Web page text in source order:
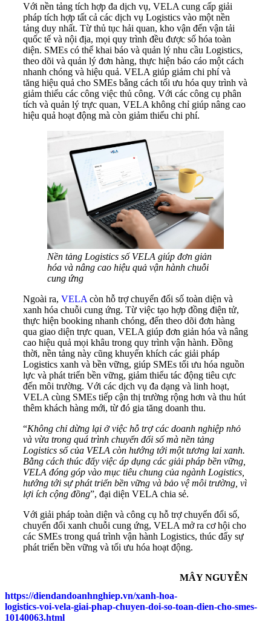
Với nền tảng tích hợp đa dịch vụ, VELA cung cấp giải
pháp tích hợp tất cả các dịch vụ Logistics vào một nền
tảng duy nhất. Từ thủ tục hải quan, kho vận đến vận tải
quốc tế và nội địa, mọi quy trình đều được số hóa toàn
diện. SMEs có thể khai báo và quản lý nhu cầu Logistics,
theo dõi và quản lý đơn hàng, thực hiện báo cáo một cách
nhanh chóng và hiệu quả. VELA giúp giảm chi phí và
tăng hiệu quả cho SMEs bằng cách tối ưu hóa quy trình và
giảm thiểu các công việc thủ công. Với các công cụ phân
tích và quản lý trực quan, VELA không chỉ giúp nâng cao
hiệu quả hoạt động mà còn giảm thiểu chi phí.
Nền tảng Logistics số VELA giúp đơn giản
hóa và nâng cao hiệu quả vận hành chuỗi
cung ứng
Ngoài ra, VELA còn hỗ trợ chuyển đổi số toàn diện và
xanh hóa chuỗi cung ứng. Từ việc tạo hợp đồng điện tử,
thực hiện booking nhanh chóng, đến theo dõi đơn hàng
qua giao diện trực quan, VELA giúp đơn giản hóa và nâng
cao hiệu quả mọi khâu trong quy trình vận hành. Đồng
thời, nền tảng này cũng khuyến khích các giải pháp
Logistics xanh và bền vững, giúp SMEs tối ưu hóa nguồn
lực và phát triển bền vững, giảm thiểu tác động tiêu cực
đến môi trường. Với các dịch vụ đa dạng và linh hoạt,
VELA cùng SMEs tiếp cận thị trường rộng hơn và thu hút
thêm khách hàng mới, từ đó gia tăng doanh thu.
“Không chỉ dừng lại ở việc hỗ trợ các doanh nghiệp nhỏ
và vừa trong quá trình chuyển đổi số mà nền tảng
Logistics số của VELA còn hướng tới một tương lai xanh.
Bằng cách thúc đẩy việc áp dụng các giải pháp bền vững,
VELA đóng góp vào mục tiêu chung của ngành Logistics,
hướng tới sự phát triển bền vững và bảo vệ môi trường, vì
lợi ích cộng đồng”, đại diện VELA chia sẻ.
Với giải pháp toàn diện và công cụ hỗ trợ chuyển đổi số,
chuyển đổi xanh chuỗi cung ứng, VELA mở ra cơ hội cho
các SMEs trong quá trình vận hành Logistics, thúc đẩy sự
phát triển bền vững và tối ưu hóa hoạt động.
MÂY NGUYỄN
https://diendandoanhnghiep.vn/xanh-hoa-
logistics-voi-vela-giai-phap-chuyen-doi-so-toan-dien-cho-smes-
10140063.html